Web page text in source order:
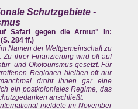
Schutzgebiete -
Safari gegen die Armut" in:
284 ff.)
Namen der Weltgemeinschaft zu
Zu ihrer Finanzierung wird oft auf
und Ökotourismus gesetzt. Für
Regionen bleiben oft nur
droht ihnen gar eine
ein postkoloniales Regime, das
anschließt.
meldete im November